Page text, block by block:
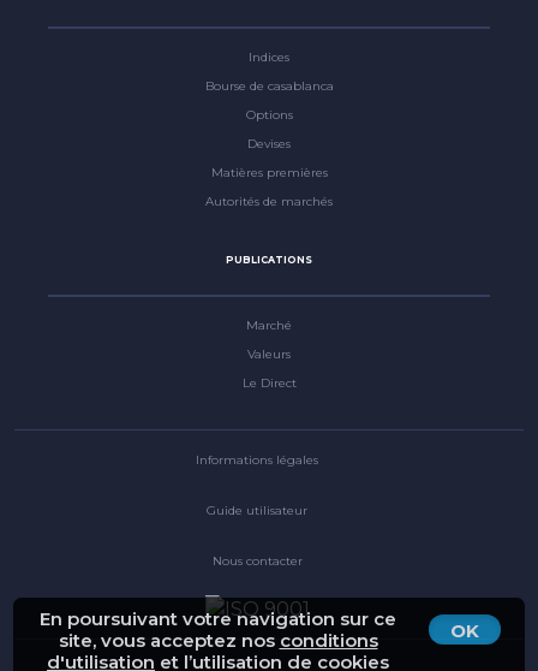
OK
En poursuivant votre navigation sur ce
site, vous acceptez nos conditions
d'utilisation et l’utilisation de cookies
Indices
Bourse de casablanca
Options
Devises
Matières premières
Autorités de marchés
PUBLICATIONS
Marché
Valeurs
Le Direct
Informations légales
Guide utilisateur
Nous contacter